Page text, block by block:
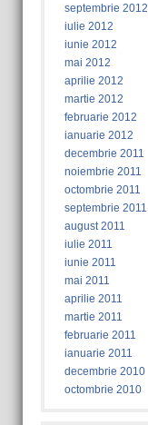
septembrie 2012
iulie 2012
iunie 2012
mai 2012
aprilie 2012
martie 2012
februarie 2012
ianuarie 2012
decembrie 2011
noiembrie 2011
octombrie 2011
septembrie 2011
august 2011
iulie 2011
iunie 2011
mai 2011
aprilie 2011
martie 2011
februarie 2011
ianuarie 2011
decembrie 2010
octombrie 2010